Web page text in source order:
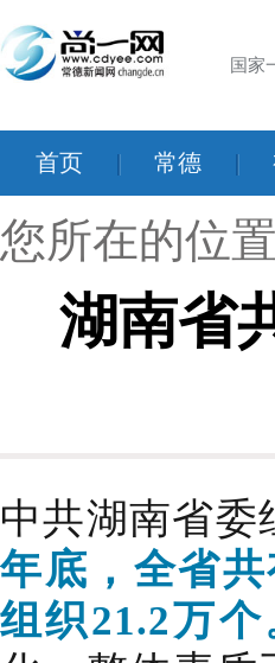
国家
首页 | 常德 |
您所在的位置
湖南省
中共湖南省委
年底，全省
组织21.2万个